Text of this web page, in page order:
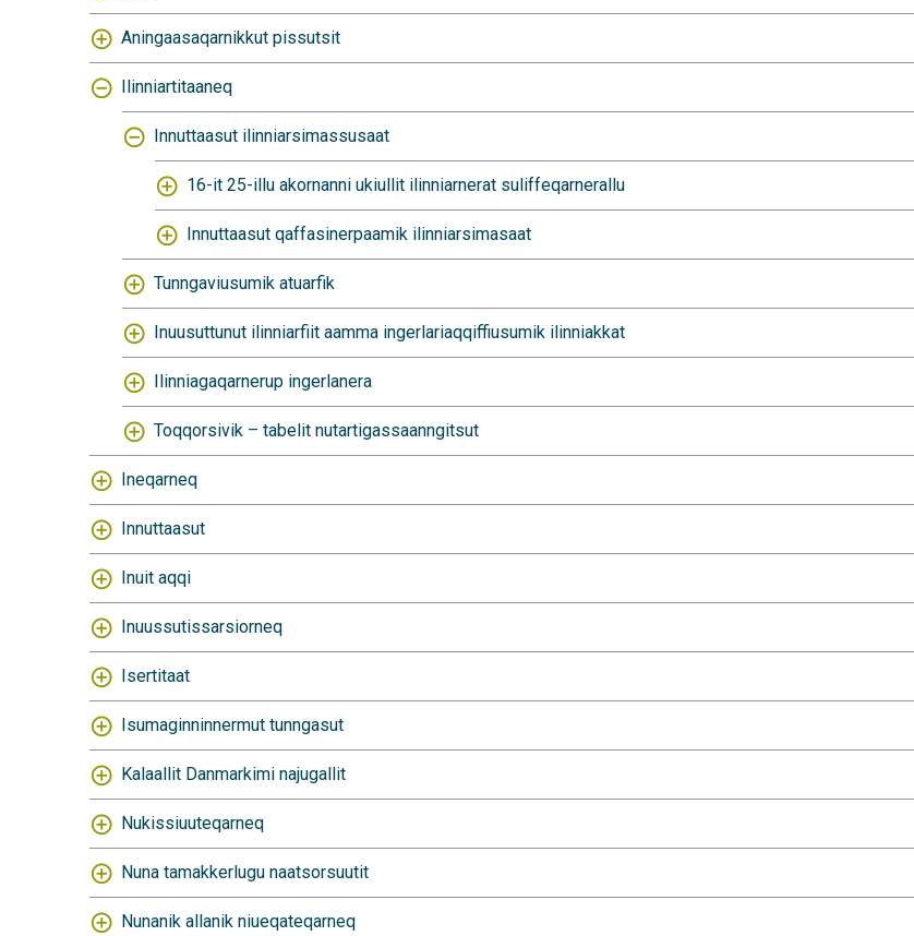
Aningaasaqarnikkut pissutsit
Ilinniartitaaneq
Innuttaasut ilinniarsimassusaat
16-it 25-illu akornanni ukiullit ilinniarnerat suliffeqarnerallu
Innuttaasut qaffasinerpaamik ilinniarsimasaat
Tunngaviusumik atuarfik
Inuusuttunut ilinniarfiit aamma ingerlariaqqiffiusumik ilinniakkat
Ilinniagaqarnerup ingerlanera
Toqqorsivik – tabelit nutartigassaanngitsut
Ineqarneq
Innuttaasut
Inuit aqqi
Inuussutissarsiorneq
Isertitaat
Isumaginninnermut tunngasut
Kalaallit Danmarkimi najugallit
Nukissiuuteqarneq
Nuna tamakkerlugu naatsorsuutit
Nunanik allanik niueqateqarneq